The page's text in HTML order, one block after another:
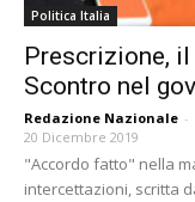
Politica Italia
Prescrizione,
Scontro nel
Redazione Nazionale -
20 Dicembre 2019
"Accordo fatto" nella
intercettazioni, scritta